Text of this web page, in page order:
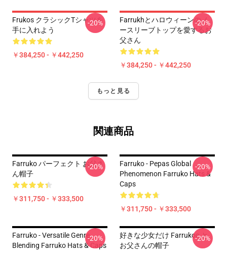
Frukos クラシックTシャツを
手に入れよう
￥384,250 - ￥442,250
-20%
Farrukhとハロウィーンのノ
ースリーブトップを愛するお
父さん
￥384,250 - ￥442,250
-20%
もっと見る
関連商品
Farruko パーフェクト お父さ
ん帽子
￥311,750 - ￥333,500
-20%
Farruko - Pepas Global
Phenomenon Farruko Hats &
Caps
￥311,750 - ￥333,500
-20%
Farruko - Versatile Genre
Blending Farruko Hats & Caps
-20%
好きな少女だけ Farrukoo と
お父さんの帽子
-20%